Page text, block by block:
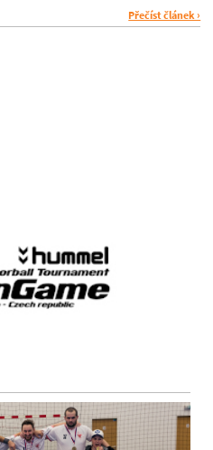
Přečíst článek ›